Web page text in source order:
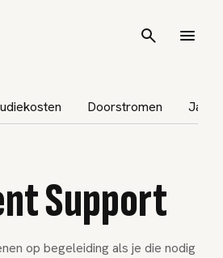
Doorstromen
Support
op begeleiding als je die nodig